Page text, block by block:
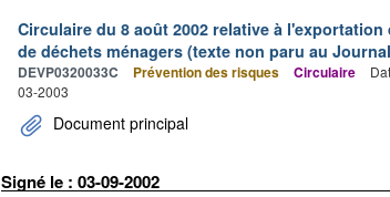
Circulaire du 8 août 2002 relative à
de déchets ménagers (texte non paru au
DEVP0320033C Prévention des risques Circulaire
03-2003
Document principal
Signé le : 03-09-2002